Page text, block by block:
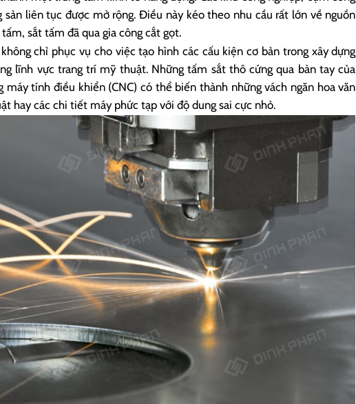
sản liên tục được mở rộng. Điều này kéo theo nhu cầu rất lớn về nguồn
sắt tấm đã qua gia công cắt gọt.
chỉ phục vụ cho việc tạo hình các cấu kiện cơ bản trong xây dựng
lĩnh vực trang trí mỹ thuật. Những tấm sắt thô cứng qua bàn tay của
tính điều khiển (CNC) có thể biến thành những vách ngăn hoa văn
hay các chi tiết máy phức tạp với độ dung sai cực nhỏ.